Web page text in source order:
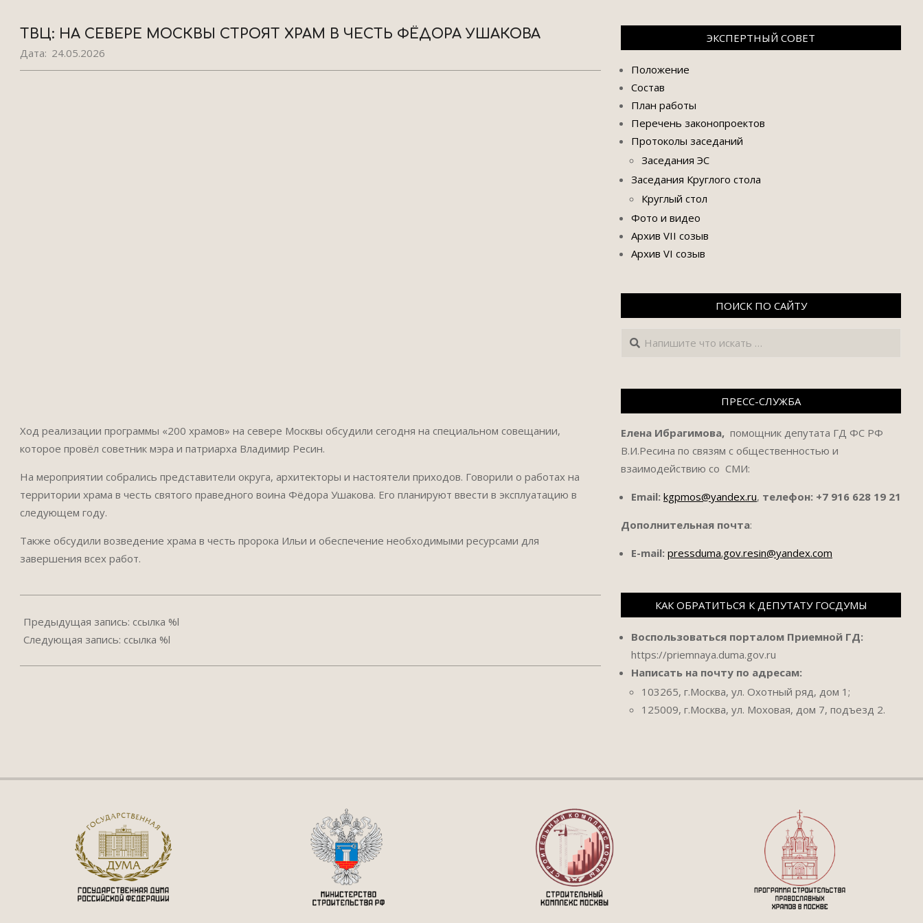
ТВЦ: НА СЕВЕРЕ МОСКВЫ СТРОЯТ ХРАМ В ЧЕСТЬ ФЁДОРА УШАКОВА
Дата: 24.05.2026
Ход реализации программы «200 храмов» на севере Москвы обсудили сегодня на специальном совещании,
которое провёл советник мэра и патриарха Владимир Ресин.
На мероприятии собрались представители округа, архитекторы и настоятели приходов. Говорили о работах на
территории храма в честь святого праведного воина Фёдора Ушакова. Его планируют ввести в эксплуатацию в
следующем году.
Также обсудили возведение храма в честь пророка Ильи и обеспечение необходимыми ресурсами для
завершения всех работ.
05-
24
Предыдущая запись: ссылка %l
Следующая запись: ссылка %l
ЭКСПЕРТНЫЙ СОВЕТ
Положение
Состав
План работы
Перечень законопроектов
Протоколы заседаний
Заседания ЭС
Заседания Круглого стола
Круглый стол
Фото и видео
Архив VII созыв
Архив VI созыв
ПОИСК ПО САЙТУ
Поиск
ПРЕСС-СЛУЖБА
Елена Ибрагимова, помощник депутата ГД ФС РФ
В.И.Ресина по связям с общественностью и
взаимодействию со СМИ:
Email: kgpmos@yandex.ru, телефон: +7 916 628 19 21
Дополнительная почта:
E-mail: pressduma.gov.resin@yandex.com
КАК ОБРАТИТЬСЯ К ДЕПУТАТУ ГОСДУМЫ
Воспользоваться порталом Приемной ГД:
https://priemnaya.duma.gov.ru
Написать на почту по адресам:
103265, г.Москва, ул. Охотный ряд, дом 1;
125009, г.Москва, ул. Моховая, дом 7, подъезд 2.